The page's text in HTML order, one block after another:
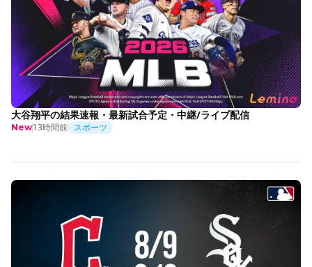
大谷翔平の結果速報・最新試合予定・中継/ライブ配信
New13時間前 スポーツ